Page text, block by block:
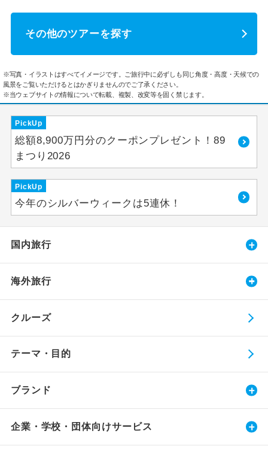
その他のツアーを探す
※写真・イラストはすべてイメージです。ご旅行中に必ずしも同じ角度・高度・天候での
風景をご覧いただけるとはかぎりませんのでご了承ください。
※当ウェブサイトの情報について転載、複製、改変等を固く禁じます。
PickUp
総額8,900万円分のクーポンプレゼント！89
まつり2026
PickUp
今年のシルバーウィークは5連休！
国内旅行
海外旅行
クルーズ
テーマ・目的
ブランド
企業・学校・団体向けサービス